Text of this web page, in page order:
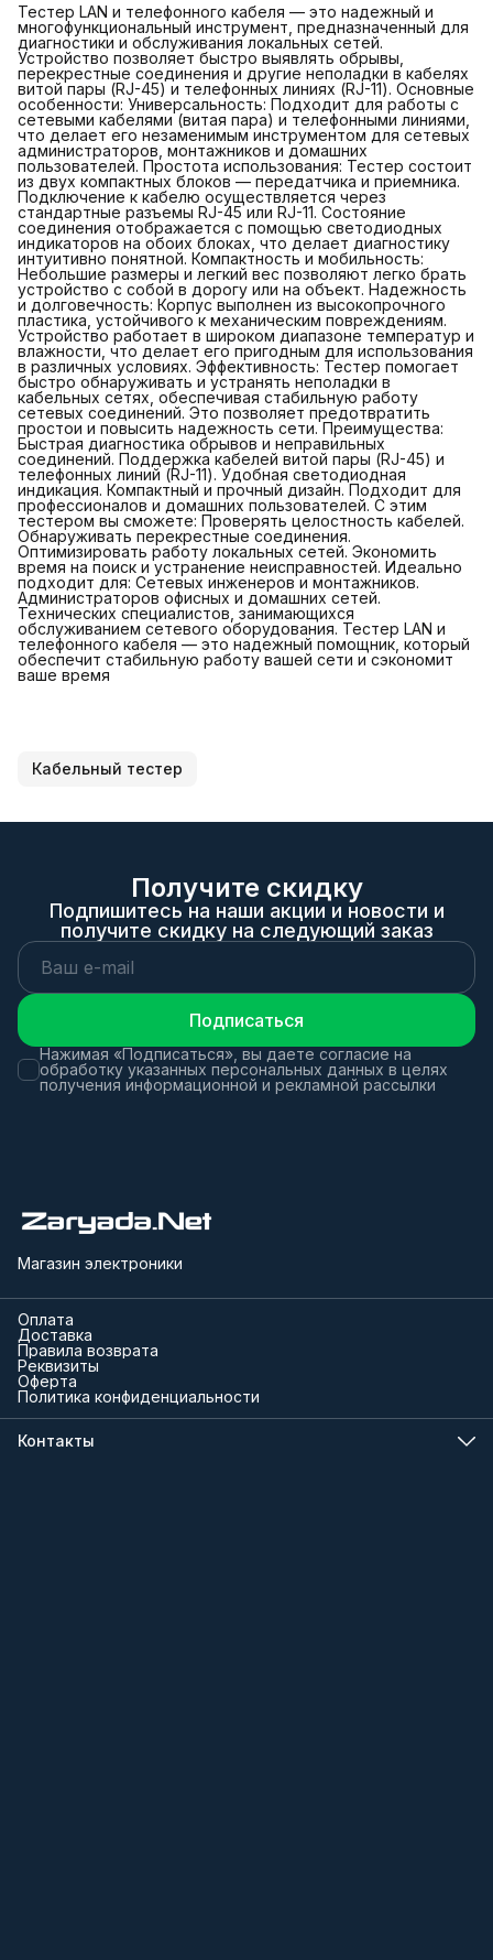
Тестер LAN и телефонного кабеля — это надежный и
многофункциональный инструмент, предназначенный для
диагностики и обслуживания локальных сетей.
Устройство позволяет быстро выявлять обрывы,
перекрестные соединения и другие неполадки в кабелях
витой пары (RJ-45) и телефонных линиях (RJ-11). Основные
особенности: Универсальность: Подходит для работы с
сетевыми кабелями (витая пара) и телефонными линиями,
что делает его незаменимым инструментом для сетевых
администраторов, монтажников и домашних
пользователей. Простота использования: Тестер состоит
из двух компактных блоков — передатчика и приемника.
Подключение к кабелю осуществляется через
стандартные разъемы RJ-45 или RJ-11. Состояние
соединения отображается с помощью светодиодных
индикаторов на обоих блоках, что делает диагностику
интуитивно понятной. Компактность и мобильность:
Небольшие размеры и легкий вес позволяют легко брать
устройство с собой в дорогу или на объект. Надежность
и долговечность: Корпус выполнен из высокопрочного
пластика, устойчивого к механическим повреждениям.
Устройство работает в широком диапазоне температур и
влажности, что делает его пригодным для использования
в различных условиях. Эффективность: Тестер помогает
быстро обнаруживать и устранять неполадки в
кабельных сетях, обеспечивая стабильную работу
сетевых соединений. Это позволяет предотвратить
простои и повысить надежность сети. Преимущества:
Быстрая диагностика обрывов и неправильных
соединений. Поддержка кабелей витой пары (RJ-45) и
телефонных линий (RJ-11). Удобная светодиодная
индикация. Компактный и прочный дизайн. Подходит для
профессионалов и домашних пользователей. С этим
тестером вы сможете: Проверять целостность кабелей.
Обнаруживать перекрестные соединения.
Оптимизировать работу локальных сетей. Экономить
время на поиск и устранение неисправностей. Идеально
подходит для: Сетевых инженеров и монтажников.
Администраторов офисных и домашних сетей.
Технических специалистов, занимающихся
обслуживанием сетевого оборудования. Тестер LAN и
телефонного кабеля — это надежный помощник, который
обеспечит стабильную работу вашей сети и сэкономит
ваше время
Кабельный тестер
Получите скидку
Подпишитесь на наши акции и новости и
получите скидку на следующий заказ
Подписаться
Нажимая «Подписаться», вы даете согласие на
обработку указанных персональных данных в целях
получения информационной и рекламной рассылки
Магазин электроники
Оплата
Доставка
Правила возврата
Реквизиты
Оферта
Политика конфиденциальности
Контакты